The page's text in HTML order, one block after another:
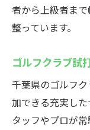
数値デ
ポイント
ポート
フィッ
する秘
自分に合う
者から上級者ま
整っています。
ゴルフクラブ試
千葉県のゴルフ
加できる充実し
タッフやプロが